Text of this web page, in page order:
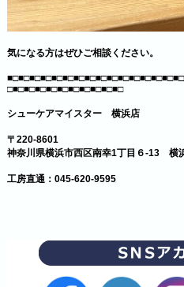
気になる方はぜひご相談ください。
□■□■□■□■□■□■□■□■□■□■□
シューケアマイスター 横浜店
〒220-8601
神奈川県横浜市西区南幸1丁目６-13 横
工房直通：045-620-9595